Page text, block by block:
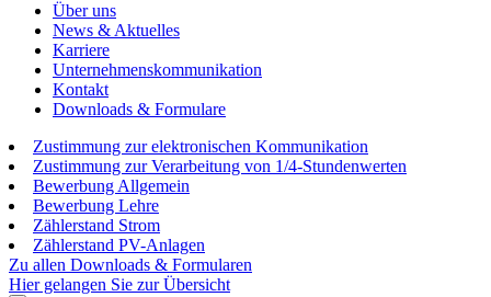
Über uns
News & Aktuelles
Karriere
Unternehmenskommunikation
Kontakt
Downloads & Formulare
Zustimmung zur elektronischen Kommunikation
Zustimmung zur Verarbeitung von 1/4-Stundenwerten
Bewerbung Allgemein
Bewerbung Lehre
Zählerstand Strom
Zählerstand PV-Anlagen
Zu allen Downloads & Formularen
Hier gelangen Sie zur Übersicht